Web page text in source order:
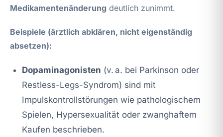
Medikamentenänderung deutlich zunimmt.
Beispiele (ärztlich abklären, nicht eigenständig
absetzen):
Dopaminagonisten (v. a. bei Parkinson oder
Restless-Legs-Syndrom) sind mit
Impulskontrollstörungen wie pathologischem
Spielen, Hypersexualität oder zwanghaftem
Kaufen beschrieben.